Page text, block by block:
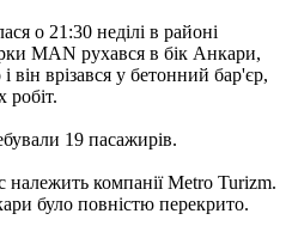
о 21:30 неділі в районі
MAN рухався в бік Анкари,
він врізався у бетонний бар'єр,
робіт.
19 пасажирів.
належить компанії Metro Turizm.
було повністю перекрито.